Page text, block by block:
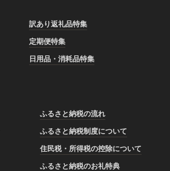
訳あり返礼品特集
定期便特集
日用品・消耗品特集
ふるさと納税の流れ
ふるさと納税制度について
住民税・所得税の控除について
ふるさと納税のお礼特典